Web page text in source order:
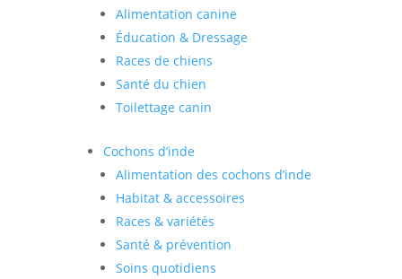
Alimentation canine
Éducation & Dressage
Races de chiens
Santé du chien
Toilettage canin
Cochons d’inde
Alimentation des cochons d’inde
Habitat & accessoires
Races & variétés
Santé & prévention
Soins quotidiens